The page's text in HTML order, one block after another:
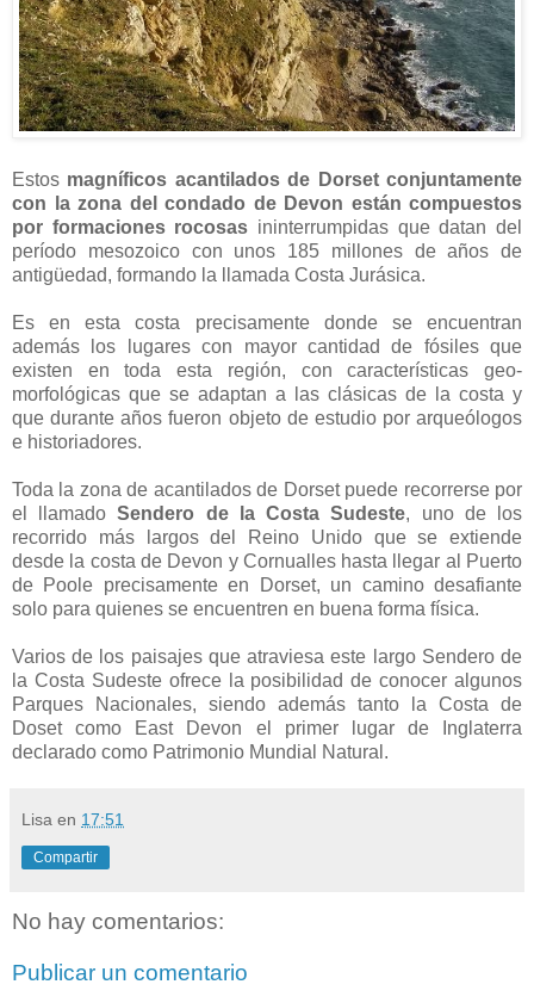
Estos magníficos acantilados de Dorset conjuntamente
con la zona del condado de Devon están compuestos
por formaciones rocosas ininterrumpidas que datan del
período mesozoico con unos 185 millones de años de
antigüedad, formando la llamada Costa Jurásica.
Es en esta costa precisamente donde se encuentran
además los lugares con mayor cantidad de fósiles que
existen en toda esta región, con características geo-
morfológicas que se adaptan a las clásicas de la costa y
que durante años fueron objeto de estudio por arqueólogos
e historiadores.
Toda la zona de acantilados de Dorset puede recorrerse por
el llamado Sendero de la Costa Sudeste, uno de los
recorrido más largos del Reino Unido que se extiende
desde la costa de Devon y Cornualles hasta llegar al Puerto
de Poole precisamente en Dorset, un camino desafiante
solo para quienes se encuentren en buena forma física.
Varios de los paisajes que atraviesa este largo Sendero de
la Costa Sudeste ofrece la posibilidad de conocer algunos
Parques Nacionales, siendo además tanto la Costa de
Doset como East Devon el primer lugar de Inglaterra
declarado como Patrimonio Mundial Natural.
Lisa en 17:51
Compartir
No hay comentarios:
Publicar un comentario